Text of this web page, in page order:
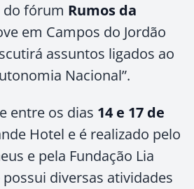
do fórum Rumos da
em Campos do Jordão
assuntos ligados ao
Nacional”.
entre os dias 14 e 17 de
Hotel e é realizado pelo
e pela Fundação Lia
diversas atividades